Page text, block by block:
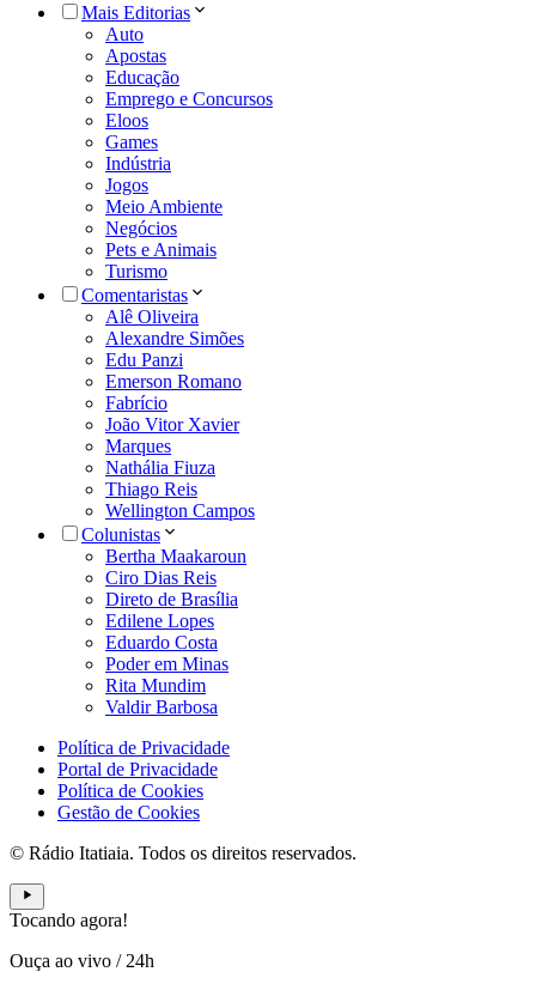
Mais Editorias
Auto
Apostas
Educação
Emprego e Concursos
Eloos
Games
Indústria
Jogos
Meio Ambiente
Negócios
Pets e Animais
Turismo
Comentaristas
Alê Oliveira
Alexandre Simões
Edu Panzi
Emerson Romano
Fabrício
João Vitor Xavier
Marques
Nathália Fiuza
Thiago Reis
Wellington Campos
Colunistas
Bertha Maakaroun
Ciro Dias Reis
Direto de Brasília
Edilene Lopes
Eduardo Costa
Poder em Minas
Rita Mundim
Valdir Barbosa
Política de Privacidade
Portal de Privacidade
Política de Cookies
Gestão de Cookies
© Rádio Itatiaia. Todos os direitos reservados.
Tocando agora!
Ouça ao vivo / 24h